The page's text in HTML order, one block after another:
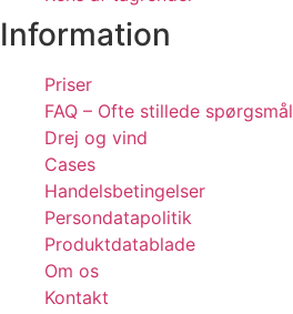
Information
Priser
FAQ – Ofte stillede spørgsmål
Drej og vind
Cases
Handelsbetingelser
Persondatapolitik
Produktdatablade
Om os
Kontakt